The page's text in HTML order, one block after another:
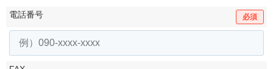
電話番号 必須